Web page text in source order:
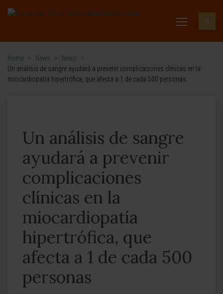
Home > News > News
>
Un análisis de sangre ayudará a prevenir complicaciones clínicas en la
miocardiopatía hipertrófica, que afecta a 1 de cada 500 personas
Un análisis de sangre
ayudará a prevenir
complicaciones
clínicas en la
miocardiopatía
hipertrófica, que
afecta a 1 de cada 500
personas